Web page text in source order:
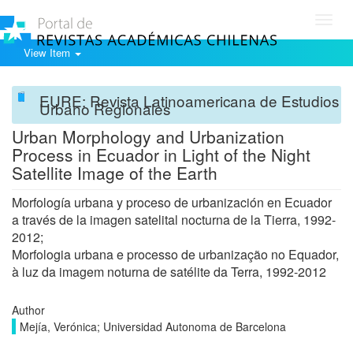
View Item
EURE: Revista Latinoamericana de Estudios
Urbano Regionales
Urban Morphology and Urbanization
Process in Ecuador in Light of the Night
Satellite Image of the Earth
Morfología urbana y proceso de urbanización en Ecuador
a través de la imagen satelital nocturna de la Tierra, 1992-
2012;
Morfologia urbana e processo de urbanização no Equador,
à luz da imagem noturna de satélite da Terra, 1992-2012
Author
Mejía, Verónica; Universidad Autonoma de Barcelona